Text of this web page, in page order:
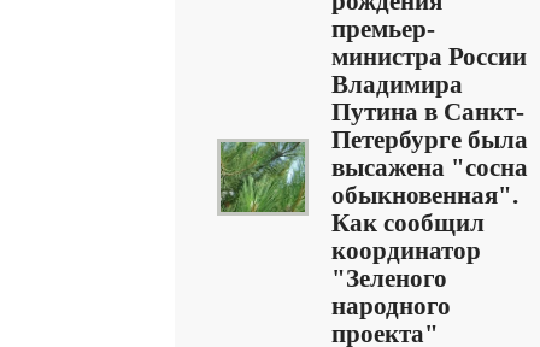
премьер-
министра России
Владимира
Путина в Санкт-
Петербурге была
высажена "сосна
обыкновенная".
Как сообщил
координатор
"Зеленого
народного
проекта"